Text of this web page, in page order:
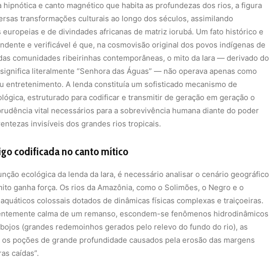
hipnótica e canto magnético que habita as profundezas dos rios, a figura
transformações culturais ao longo dos séculos, assimilando
e de divindades africanas de matriz iorubá. Um fato histórico e
e verificável é que, na cosmovisão original dos povos indígenas de
comunidades ribeirinhas contemporâneas, o mito da Iara — derivado do
literalmente “Senhora das Águas” — não operava apenas como
entretenimento. A lenda constituía um sofisticado mecanismo de
estruturado para codificar e transmitir de geração em geração o
vital necessários para a sobrevivência humana diante do poder
invisíveis dos grandes rios tropicais.
codificada no canto mítico
ecológica da lenda da Iara, é necessário analisar o cenário geográfico
ganha força. Os rios da Amazônia, como o Solimões, o Negro e o
colossais dotados de dinâmicas físicas complexas e traiçoeiras.
calma de um remanso, escondem-se fenômenos hidrodinâmicos
(grandes redemoinhos gerados pelo relevo do fundo do rio), as
poções de grande profundidade causados pela erosão das margens
caídas”.